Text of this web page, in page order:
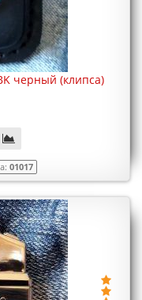
черный (клипса)
01017